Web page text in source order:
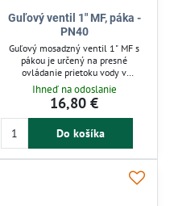
Guľový ventil 1" MF, páka -
PN40
Guľový mosadzný ventil 1" MF s
pákou je určený na presné
ovládanie prietoku vody v
závlahových a technických
systémoch. Zaručuje rýchle a tesné
uzavretie bez kvapkania, vďaka
odolnej mosadznej konštrukcii
odoláva tlaku až do 40 bar. Vhodný
zavlažovanie, zabezpečuje dlhodobú
spoľahlivosť a jednoduchú montáž.
Ihneď na odoslanie
16,80 €
Do košíka